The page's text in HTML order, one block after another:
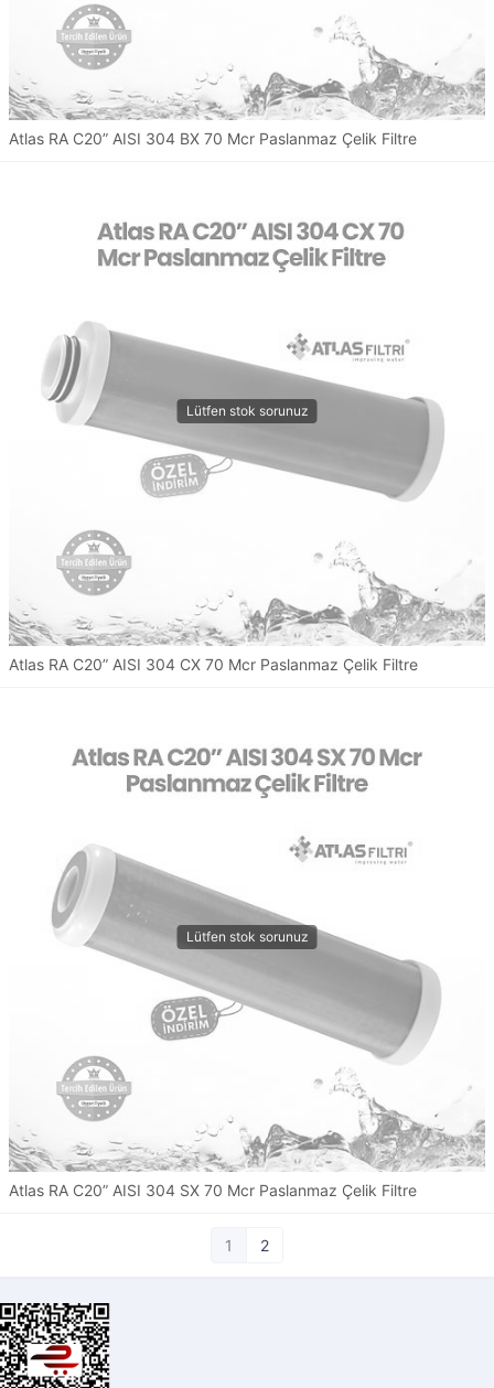
Atlas RA C20” AISI 304 BX 70 Mcr Paslanmaz Çelik Filtre
Atlas RA C20” AISI 304 CX 70 Mcr Paslanmaz Çelik Filtre
Atlas RA C20” AISI 304 SX 70 Mcr Paslanmaz Çelik Filtre
1 2